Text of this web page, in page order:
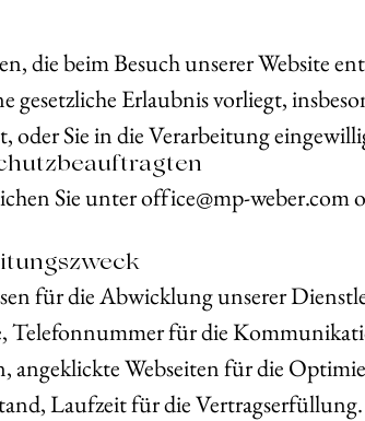
die beim Besuch unserer Website
gesetzliche Erlaubnis vorliegt,
oder Sie in die Verarbeitung
Sie unter office@mp-weber.com
für die Abwicklung unserer
Telefonnummer für die
Webseiten für die
Laufzeit für die Vertragserfüllung.